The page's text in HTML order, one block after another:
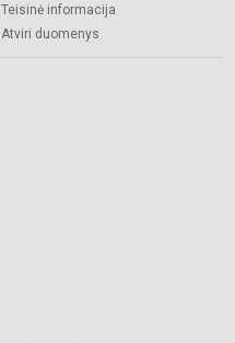
Teisinė informacija
Atviri duomenys